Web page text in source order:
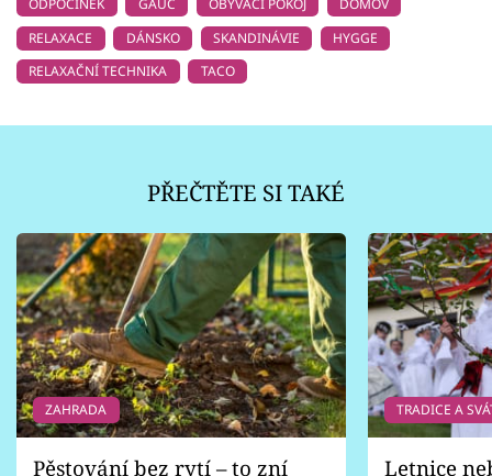
ODPOČINEK
GAUČ OBÝVACÍ POKOJ
DOMOV
RELAXACE
DÁNSKO SKANDINÁVIE
HYGGE
RELAXAČNÍ TECHNIKA
TACO
PŘEČTĚTE SI TAKÉ
ZAHRADA
Pěstování bez rytí – to zní
TRADICE A
Letnice